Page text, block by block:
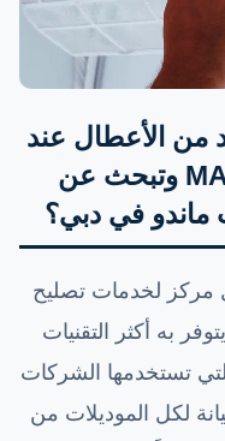
من الأعطال عند
تشغيل تكييف ماركة MANDO وتبحث عن
ماندو في دبي؟
مركز لخدمات تصليح
به أكثر التقنيات
تستخدمها الشركات
لكل الموديلات من